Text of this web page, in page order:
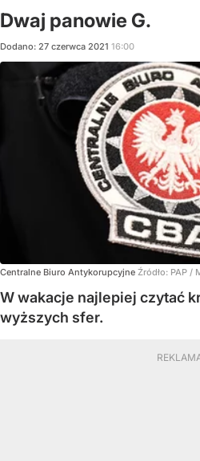
Dwaj panowie G.
Dodano: 27 czerwca 2021 16:00
Centralne Biuro Antykorupcyjne Źródło: PAP /
W wakacje najlepiej czytać
wyższych sfer.